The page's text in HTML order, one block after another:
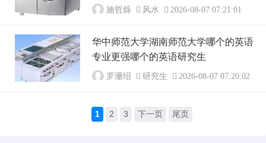
施哲烁 风水 2026-08-07 07:21:01
华中师范大学湖南师范大学哪个的英语
专业更强哪个的英语研究生
罗珊绍 研究生 2026-08-07 07:20:02
1 2 3 下一页 尾页